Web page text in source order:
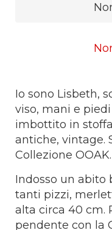
Io sono Lisbeth,
viso, mani e
imbottito in
antiche, vintage.
Collezione OOAK.
Indosso un abito
tanti pizzi,
alta circa 40 cm.
pendente con la